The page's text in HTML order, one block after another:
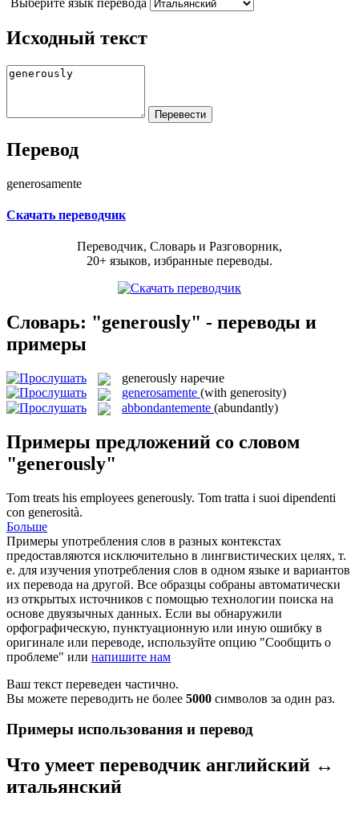
Исходный текст
Перевод
generosamente
Скачать переводчик
Переводчик, Словарь и Разговорник,
20+ языков, избранные переводы.
Словарь: "generously" - переводы и
примеры
generously наречие
generosamente (with generosity)
abbondantemente (abundantly)
Примеры предложений со словом
"generously"
Tom treats his employees generously. Tom tratta i suoi dipendenti
con generosità.
Больше
Примеры употребления слов в разных контекстах
предоставляются исключительно в лингвистических целях, т.
е. для изучения употребления слов в одном языке и вариантов
их перевода на другой. Все образцы собраны автоматически
из открытых источников с помощью технологии поиска на
основе двуязычных данных. Если вы обнаружили
орфографическую, пунктуационную или иную ошибку в
оригинале или переводе, используйте опцию "Сообщить о
проблеме" или напишите нам
Ваш текст переведен частично.
Вы можете переводить не более 5000 символов за один раз.
Примеры использования и перевод
Что умеет переводчик английский ↔
итальянский